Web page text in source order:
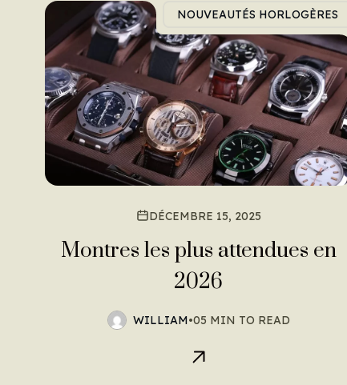
NOUVEAUTÉS HORLOGÈRES
DÉCEMBRE 15, 2025
Montres les plus attendues en
2026
WILLIAM•05 MIN TO READ